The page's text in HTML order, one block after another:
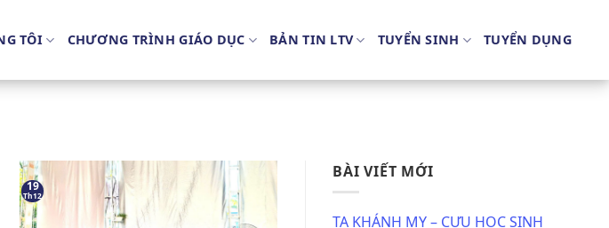
TÔI CHƯƠNG TRÌNH GIÁO DỤC BẢN TIN LTV TUYỂN SINH TUYỂN DỤNG
19
Th12
BÀI VIẾT MỚI
TẠ KHÁNH MY – CỰU HỌC SINH